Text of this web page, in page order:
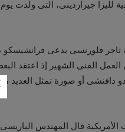
تاجر فلورنسى يدعى فرانشيسكو
الفنى الشهير إذ اعتقد
دافنشى أو صورة تمثل العديد من
الأمريكية قال المهندس